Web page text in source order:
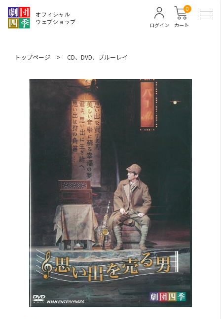
カート
0
ログイン
トップページ > CD、DVD、ブルーレイ